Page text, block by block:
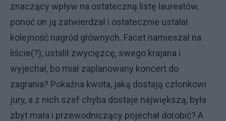
znaczący wpływ na ostateczną listę laureatów,
ponoć on ją zatwierdzał i ostatecznie ustalał
kolejność nagród głównych. Facet namieszał na
liście(?), ustalił zwycięzcę, swego krajana i
wyjechał, bo miał zaplanowany koncert do
zagrania? Pokaźna kwota, jaką dostają członkowi
jury, a z nich szef chyba dostaje największą, była
zbyt mała i przewodniczący pojechał dorobić? A